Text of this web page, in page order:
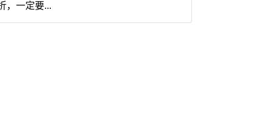
，一定要...